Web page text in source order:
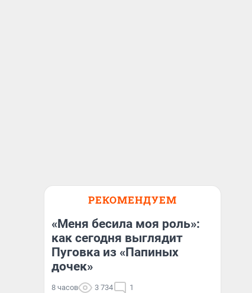
РЕКОМЕНДУЕМ
«Меня бесила моя роль»:
как сегодня выглядит
Пуговка из «Папиных
дочек»
8 часов 3 734 1